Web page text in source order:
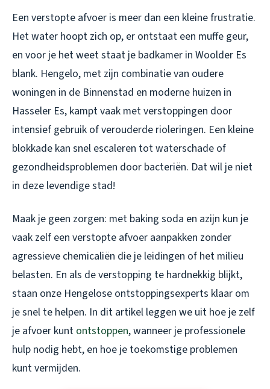
Een verstopte afvoer is meer dan een kleine frustratie.
Het water hoopt zich op, er ontstaat een muffe geur,
en voor je het weet staat je badkamer in Woolder Es
blank. Hengelo, met zijn combinatie van oudere
woningen in de Binnenstad en moderne huizen in
Hasseler Es, kampt vaak met verstoppingen door
intensief gebruik of verouderde rioleringen. Een kleine
blokkade kan snel escaleren tot waterschade of
gezondheidsproblemen door bacteriën. Dat wil je niet
in deze levendige stad!
Maak je geen zorgen: met baking soda en azijn kun je
vaak zelf een verstopte afvoer aanpakken zonder
agressieve chemicaliën die je leidingen of het milieu
belasten. En als de verstopping te hardnekkig blijkt,
staan onze Hengelose ontstoppingsexperts klaar om
je snel te helpen. In dit artikel leggen we uit hoe je zelf
je afvoer kunt ontstoppen, wanneer je professionele
hulp nodig hebt, en hoe je toekomstige problemen
kunt vermijden.